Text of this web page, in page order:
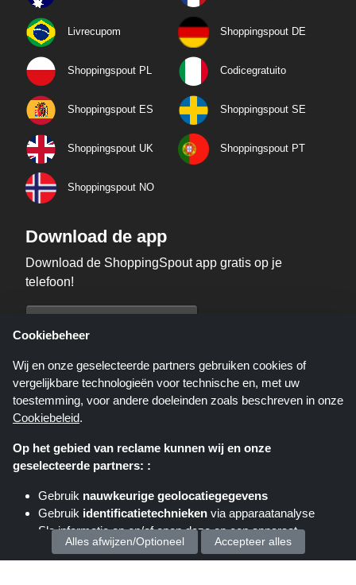
Livrecupom Shoppingspout DE
Shoppingspout PL Codicegratuito
Shoppingspout ES Shoppingspout SE
Shoppingspout UK Shoppingspout PT
Shoppingspout NO
Download de app
Download de ShoppingSpout app gratis op je
telefoon!
Shoppingspout.nl is een website die u deals, kortingen en kortingscodes
biedt; deze deals of aanbiedingen worden beschikbaar gesteld door
verschillende affiliate netwerken. Shoppingspout.nl of zijn medewerkers
maken geen deel uit van het bestelproces wanneer u een bestelling plaatst
Cookiebeheer
Wij en onze geselecteerde partners gebruiken cookies of
vergelijkbare technologieën voor technische en, met uw
toestemming, voor andere doeleinden zoals beschreven in onze
Cookiebeleid.
Op het gebied van reclame kunnen wij en onze
geselecteerde partners: :
Gebruik nauwkeurige geolocatiegegevens
Gebruik identificatietechnieken via apparaatanalyse
Sla informatie op en/of open deze op een apparaat
Wij verwerken uw persoonsgegevens voor :
Alles afwijzen/Optioneel Accepteer alles